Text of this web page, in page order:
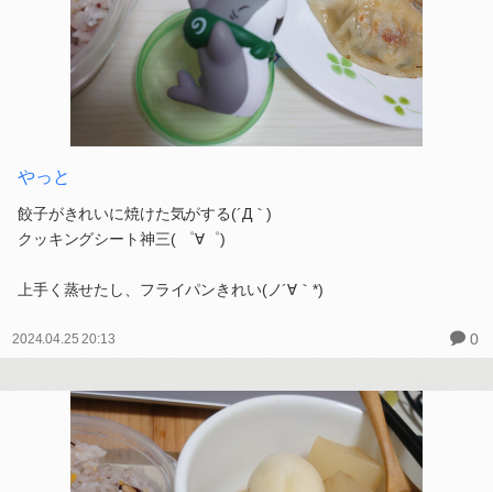
やっと
餃子がきれいに焼けた気がする(´Д｀)
クッキングシート神三( ゜∀゜)
上手く蒸せたし、フライパンきれい(ノ´∀｀*)
2024.04.25 20:13 0